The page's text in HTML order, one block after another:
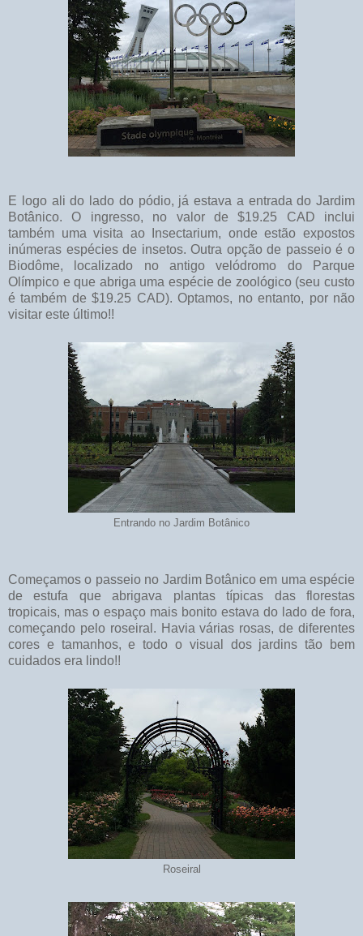
E logo ali do lado do pódio, já estava a entrada do Jardim
Botânico. O ingresso, no valor de $19.25 CAD inclui
também uma visita ao Insectarium, onde estão expostos
inúmeras espécies de insetos. Outra opção de passeio é o
Biodôme, localizado no antigo velódromo do Parque
Olímpico e que abriga uma espécie de zoológico (seu custo
é também de $19.25 CAD). Optamos, no entanto, por não
visitar este último!!
Entrando no Jardim Botânico
Começamos o passeio no Jardim Botânico em uma espécie
de estufa que abrigava plantas típicas das florestas
tropicais, mas o espaço mais bonito estava do lado de fora,
começando pelo roseiral. Havia várias rosas, de diferentes
cores e tamanhos, e todo o visual dos jardins tão bem
cuidados era lindo!!
Roseiral